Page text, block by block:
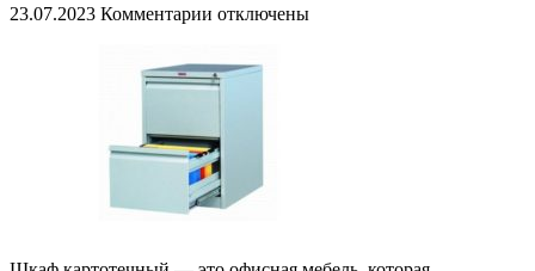
23.07.2023 Комментарии к
выбора
отключены